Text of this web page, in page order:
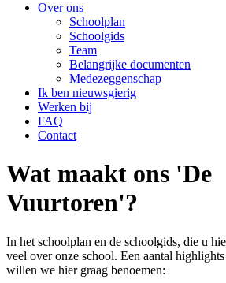
Over ons
Schoolplan
Schoolgids
Team
Belangrijke documenten
Medezeggenschap
Ik ben nieuwsgierig
Werken bij
FAQ
Contact
Wat maakt ons 'De
Vuurtoren'?
In het schoolplan en de schoolgids, die u
veel over onze school. Een aantal
willen we hier graag benoemen: